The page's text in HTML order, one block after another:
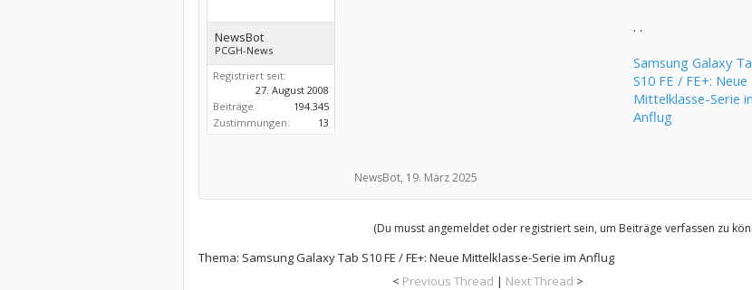
NewsBot
PCGH-News
Registriert seit:
27. August 2008
Beiträge:
194.345
Zustimmungen:
13
. .
Samsung Galaxy
S10 FE / FE+: Neue
Mittelklasse-Serie
Anflug
NewsBot, 19. März 2025
(Du musst angemeldet oder registriert sein, um Beiträge verfassen zu
Thema: Samsung Galaxy Tab S10 FE / FE+: Neue Mittelklasse-Serie im Anflug
< Previous Thread | Next Thread >